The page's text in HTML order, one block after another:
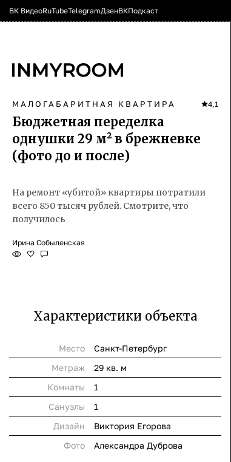
ВК ВидеоRuTubeTelegramДзенВКПодкаст
МАЛОГАБАРИТНАЯ КВАРТИРА 4,1
Бюджетная переделка
однушки 29 м² в брежневке
(фото до и после)
На ремонт «убитой» квартиры потратили
всего 850 тысяч рублей. Смотрите, что
получилось
Ирина Собыленская
Характеристики объекта
Место
Санкт-Петербург
Метраж
29 кв. м
Комнаты
1
Cанузлы
1
Дизайн
Виктория Егорова
Фото
Александра Дуброва